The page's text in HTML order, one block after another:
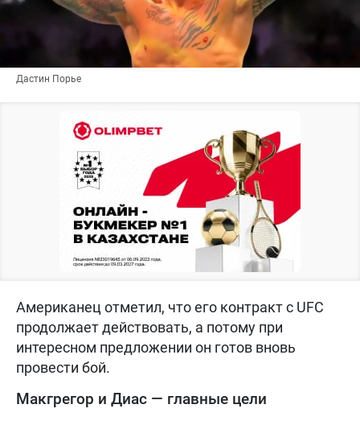
Дастин Порье
Американец отметил, что его контракт с UFC
продолжает действовать, а потому при
интересном предложении он готов вновь
провести бой.
Макгрегор и Диас — главные цели